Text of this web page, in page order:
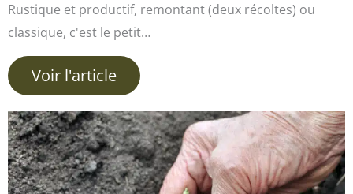
Rustique et productif, remontant (deux récoltes) ou
classique, c'est le petit…
Voir l'article